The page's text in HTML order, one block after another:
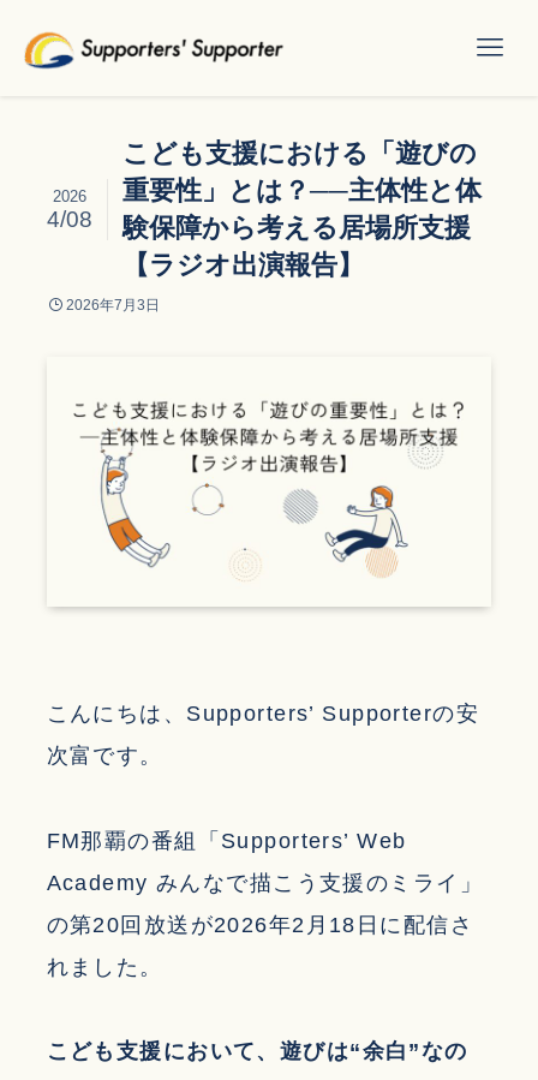
こども支援における「遊びの
重要性」とは？──主体性と体
験保障から考える居場所支援
【ラジオ出演報告】
2026
4/08
2026年7月3日
こんにちは、Supporters’ Supporterの安
次富です。
FM那覇の番組「Supporters’ Web
Academy みんなで描こう支援のミライ」
の第20回放送が2026年2月18日に配信さ
れました。
こども支援において、遊びは“余白”なの